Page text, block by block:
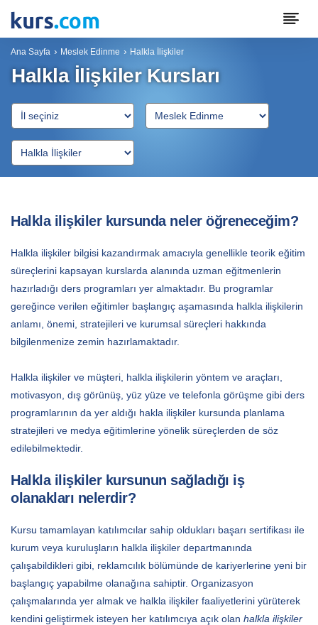
Ana Sayfa Meslek Edinme Halkla İlişkiler
Halkla İlişkiler Kursları
Halkla ilişkiler kursunda neler öğreneceğim?
Halkla ilişkiler bilgisi kazandırmak amacıyla genellikle teorik eğitim
süreçlerini kapsayan kurslarda alanında uzman eğitmenlerin
hazırladığı ders programları yer almaktadır. Bu programlar
gereğince verilen eğitimler başlangıç aşamasında halkla ilişkilerin
anlamı, önemi, stratejileri ve kurumsal süreçleri hakkında
bilgilenmenize zemin hazırlamaktadır.
Halkla ilişkiler ve müşteri, halkla ilişkilerin yöntem ve araçları,
motivasyon, dış görünüş, yüz yüze ve telefonla görüşme gibi ders
programlarının da yer aldığı hakla ilişkiler kursunda planlama
stratejileri ve medya eğitimlerine yönelik süreçlerden de söz
edilebilmektedir.
Halkla ilişkiler kursunun sağladığı iş
olanakları nelerdir?
Kursu tamamlayan katılımcılar sahip oldukları başarı sertifikası ile
kurum veya kuruluşların halkla ilişkiler departmanında
çalışabildikleri gibi, reklamcılık bölümünde de kariyerlerine yeni bir
başlangıç yapabilme olanağına sahiptir. Organizasyon
çalışmalarında yer almak ve halkla ilişkiler faaliyetlerini yürüterek
kendini geliştirmek isteyen her katılımcıya açık olan halkla ilişkiler